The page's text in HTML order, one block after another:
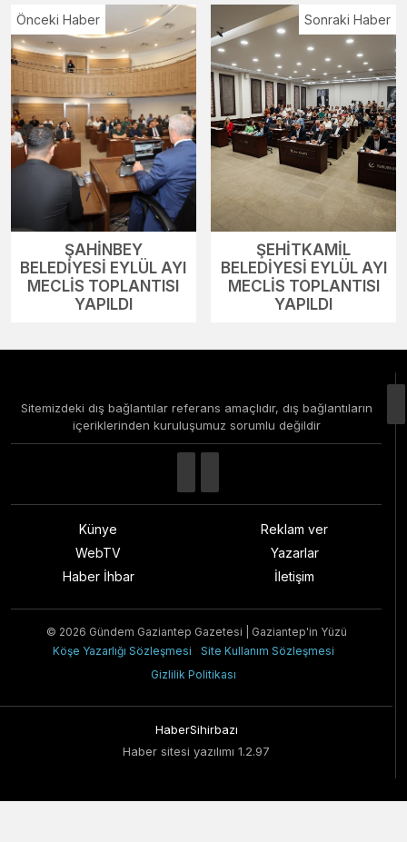
Önceki Haber
ŞAHİNBEY
BELEDİYESİ EYLÜL AYI
MECLİS TOPLANTISI
YAPILDI
Sonraki Haber
ŞEHİTKAMİL
BELEDİYESİ EYLÜL AYI
MECLİS TOPLANTISI
YAPILDI
Sitemizdeki dış bağlantılar referans amaçlıdır, dış bağlantıların
içeriklerinden kuruluşumuz sorumlu değildir
Künye
WebTV
Haber İhbar
Reklam ver
Yazarlar
İletişim
© 2026 Gündem Gaziantep Gazetesi | Gaziantep'in Yüzü
Köşe Yazarlığı Sözleşmesi
Site Kullanım Sözleşmesi
Gizlilik Politikası
HaberSihirbazı
Haber sitesi yazılımı 1.2.97